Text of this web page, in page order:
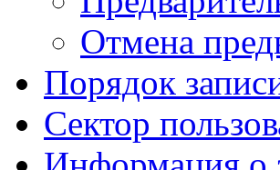
Отмена
Порядок
Сектор